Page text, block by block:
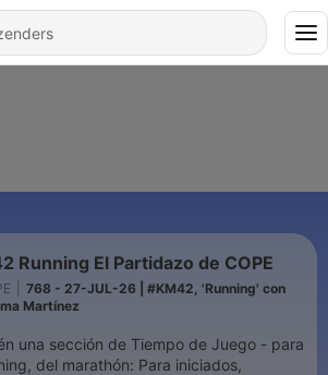
Running El Partidazo de COPE
768 - 27-JUL-26 | #KM42, 'Running' con
Martínez
una sección de Tiempo de Juego - para
del marathón: Para iniciados,